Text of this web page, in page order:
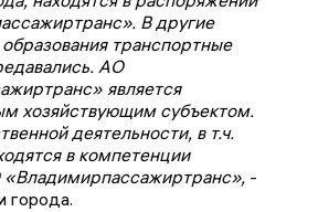
В другие
транспортные
АО
является
хозяйствующим субъектом.
деятельности, в т.ч.
в компетенции
«Владимирпассажиртранс», -
города.